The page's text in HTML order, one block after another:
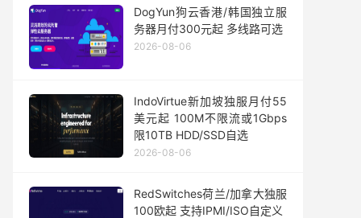
DogYun狗云香港/韩国独立服
务器月付300元起 多线路可选
2026-08-06
IndoVirtue新加坡独服月付55
美元起 100M不限流或1Gbps
限10TB HDD/SSD自选
2026-08-06
RedSwitches荷兰/加拿大独服
100欧起 支持IPMI/ISO自定义